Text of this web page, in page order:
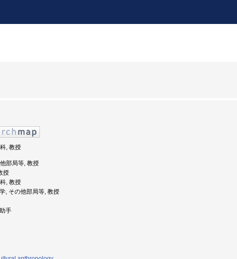
, 教授
部局等, 教授
授
, 教授
, その他部局等, 教授
手